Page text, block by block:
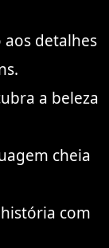
aos detalhes
a beleza
cheia
com